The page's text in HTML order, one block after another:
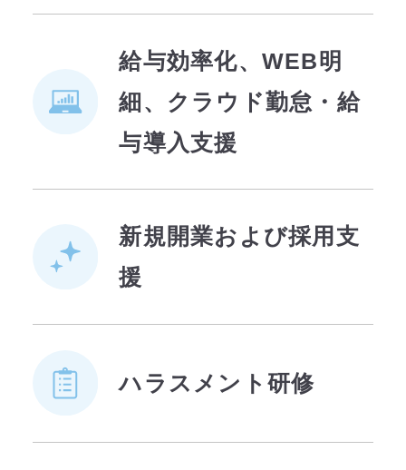
給与効率化、WEB明
細、クラウド勤怠・給
与導入支援
新規開業および採用支
援
ハラスメント研修